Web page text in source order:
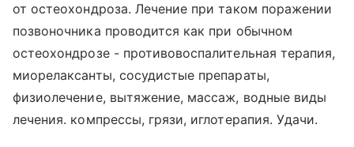
от остеохондроза. Лечение при таком поражении
позвоночника проводится как при обычном
остеохондрозе - противовоспалительная терапия,
миорелаксанты, сосудистые препараты,
физиолечение, вытяжение, массаж, водные виды
лечения. компрессы, грязи, иглотерапия. Удачи.